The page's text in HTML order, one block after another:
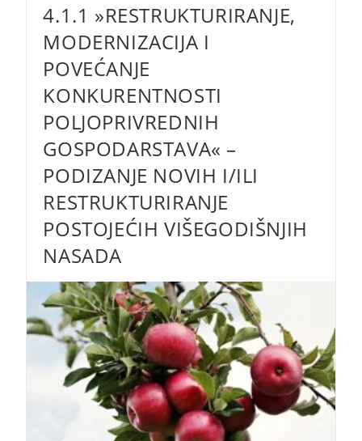
Konkurentnosti
Poljoprivrednih
Gospodarstava«
–
Podizanje
Novih
Vinograda
I/ili
Restrukturiranje
Vinograda
Stolnih
Kultivara
4.1.1 »RESTRUKTURIRANJE,
MODERNIZACIJA I
POVEĆANJE
KONKURENTNOSTI
POLJOPRIVREDNIH
GOSPODARSTAVA« –
PODIZANJE NOVIH I/ILI
RESTRUKTURIRANJE
POSTOJEĆIH VIŠEGODIŠNJIH
NASADA